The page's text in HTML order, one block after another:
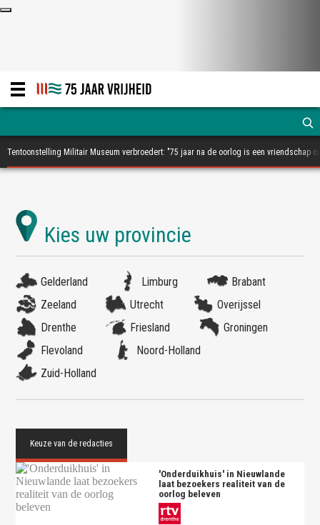
Tentoonstelling Militair Museum verbroedert: "75 jaar na de oorlog is een vriendschap
Gelderland Limburg
Brabant
Zeeland
Utrecht
Overijssel
Drenthe
Friesland
Groningen
Flevoland
Noord-Holland
Zuid-Holland
'Onderduikhuis' in Nieuwlande
laat bezoekers realiteit van de
oorlog beleven